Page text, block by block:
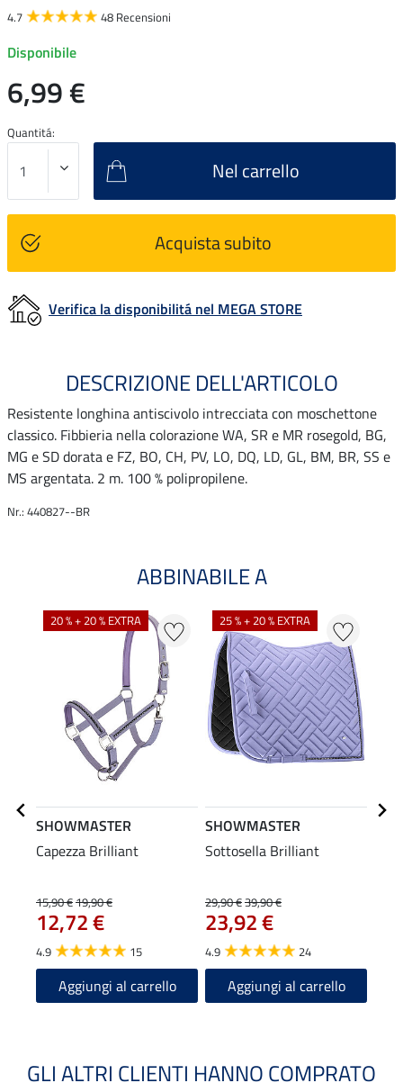
4.7 48 Recensioni
Disponibile
6,99 €
Quantitá:
Nel carrello
Acquista subito
Verifica la disponibilitá nel MEGA STORE
DESCRIZIONE DELL'ARTICOLO
Resistente longhina antiscivolo intrecciata con moschettone
classico. Fibbieria nella colorazione WA, SR e MR rosegold, BG,
MG e SD dorata e FZ, BO, CH, PV, LO, DQ, LD, GL, BM, BR, SS e
MS argentata. 2 m. 100 % polipropilene.
Nr.: 440827--BR
ABBINABILE A
20 % + 20 % EXTRA
SHOWMASTER
Capezza Brilliant
15,90 €19,90 €
12,72 €
4.9 15
Aggiungi al carrello
25 % + 20 % EXTRA
SHOWMASTER
Sottosella Brilliant
29,90 €39,90 €
23,92 €
4.9 24
Aggiungi al carrello
GLI ALTRI CLIENTI HANNO COMPRATO